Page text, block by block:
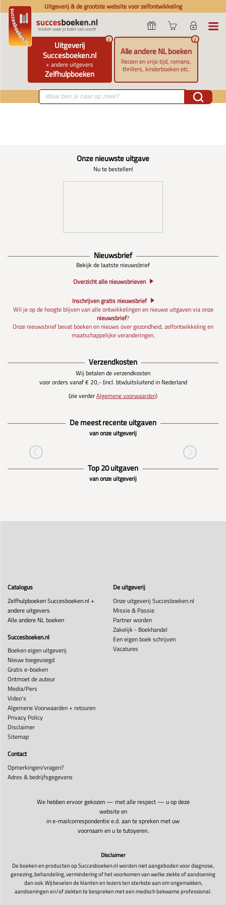
Uitgeverij & de grootste website voor zelfontwikkeling
Uitgeverij
Succesboeken.nl
+ andere uitgevers
Zelfhulpboeken
i
Alle andere NL boeken
Reizen en vrije tijd, romans,
thrillers, kinderboeken etc.
i
Onze nieuwste uitgave
Nu te bestellen!
Nieuwsbrief
Bekijk de laatste nieuwsbrief
Overzicht alle nieuwsbrieven
Inschrijven gratis nieuwsbrief
Wil je op de hoogte blijven van alle ontwikkelingen en nieuwe uitgaven via onze
nieuwsbrief?
Onze nieuwsbrief bevat boeken en nieuws over gezondheid, zelfontwikkeling en
maatschappelijke veranderingen.
Verzendkosten
Wij betalen de verzendkosten
voor orders vanaf € 20,- (incl. btw)uitsluitend in Nederland
(zie verderAlgemene voorwaarden)
De meest recente uitgaven
van onze uitgeverij
Top 20 uitgaven
van onze uitgeverij
Catalogus
Zelfhulpboeken Succesboeken.nl +
andere uitgevers
Alle andere NL boeken
Succesboeken.nl
Boeken eigen uitgeverij
Nieuw toegevoegd
Gratis e-boeken
Ontmoet de auteur
Media/Pers
Video's
Algemene Voorwaarden + retouren
Privacy Policy
Disclaimer
Sitemap
De uitgeverij
Onze uitgeverij Succesboeken.nl
Missie & Passie
Partner worden
Zakelijk - Boekhandel
Een eigen boek schrijven
Vacatures
Contact
Opmerkingen/vragen?
Adres & bedrijfsgegevens
We hebben ervoor gekozen — met alle respect — u op deze
website en
in e-mailcorrespondentie e.d. aan te spreken met uw
voornaam en u te tutoyeren.
Disclaimer
De boeken en producten op Succesboeken.nl worden niet aangeboden voor diagnose,
genezing, behandeling, vermindering of het voorkomen van welke ziekte of aandoening
dan ook. Wij bevelen de klanten en lezers ten sterkste aan om ongemakken,
aandoeningen en/of ziekten te bespreken met een medisch bekwame professional.